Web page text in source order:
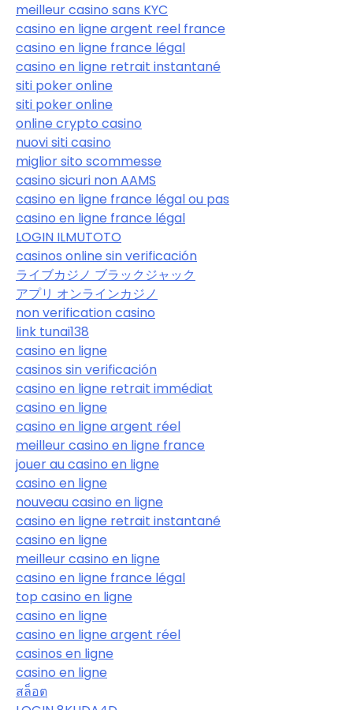
meilleur casino sans KYC
casino en ligne argent reel france
casino en ligne france légal
casino en ligne retrait instantané
siti poker online
siti poker online
online crypto casino
nuovi siti casino
miglior sito scommesse
casino sicuri non AAMS
casino en ligne france légal ou pas
casino en ligne france légal
LOGIN ILMUTOTO
casinos online sin verificación
ライブカジノ ブラックジャック
アプリ オンラインカジノ
non verification casino
link tunai138
casino en ligne
casinos sin verificación
casino en ligne retrait immédiat
casino en ligne
casino en ligne argent réel
meilleur casino en ligne france
jouer au casino en ligne
casino en ligne
nouveau casino en ligne
casino en ligne retrait instantané
casino en ligne
meilleur casino en ligne
casino en ligne france légal
top casino en ligne
casino en ligne
casino en ligne argent réel
casinos en ligne
casino en ligne
สล็อต